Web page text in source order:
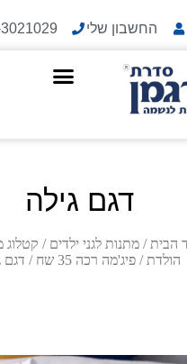
החשבון שלי
דגם גילה
הבית /מתנות לגני ילדים / קטלוג
הולדת /פיג'מה רכה 35 שח / דגם